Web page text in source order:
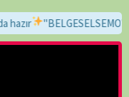
"BELGESELSEMO"